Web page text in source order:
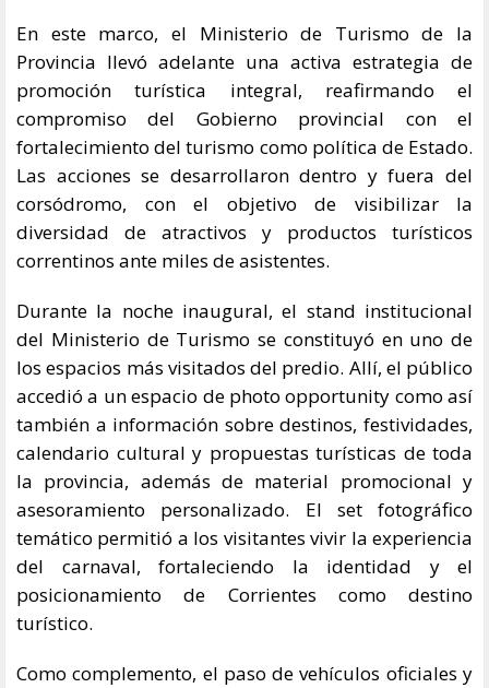
En este marco, el Ministerio de Turismo de la
Provincia llevó adelante una activa estrategia de
promoción turística integral, reafirmando el
compromiso del Gobierno provincial con el
fortalecimiento del turismo como política de Estado.
Las acciones se desarrollaron dentro y fuera del
corsódromo, con el objetivo de visibilizar la
diversidad de atractivos y productos turísticos
correntinos ante miles de asistentes.
Durante la noche inaugural, el stand institucional
del Ministerio de Turismo se constituyó en uno de
los espacios más visitados del predio. Allí, el público
accedió a un espacio de photo opportunity como así
también a información sobre destinos, festividades,
calendario cultural y propuestas turísticas de toda
la provincia, además de material promocional y
asesoramiento personalizado. El set fotográfico
temático permitió a los visitantes vivir la experiencia
del carnaval, fortaleciendo la identidad y el
posicionamiento de Corrientes como destino
turístico.
Como complemento, el paso de vehículos oficiales y